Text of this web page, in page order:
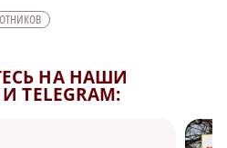
НА НАШИ
TELEGRAM: